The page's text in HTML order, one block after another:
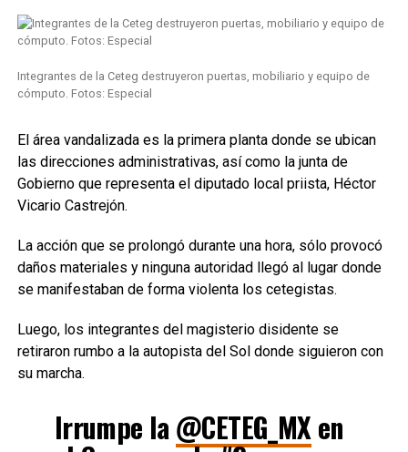
Integrantes de la Ceteg destruyeron puertas, mobiliario y equipo de
cómputo. Fotos: Especial
El área vandalizada es la primera planta donde se ubican
las direcciones administrativas, así como la junta de
Gobierno que representa el diputado local priista, Héctor
Vicario Castrejón.
La acción que se prolongó durante una hora, sólo provocó
daños materiales y ninguna autoridad llegó al lugar donde
se manifestaban de forma violenta los cetegistas.
Luego, los integrantes del magisterio disidente se
retiraron rumbo a la autopista del Sol donde siguieron con
su marcha.
Irrumpe la @CETEG_MX en